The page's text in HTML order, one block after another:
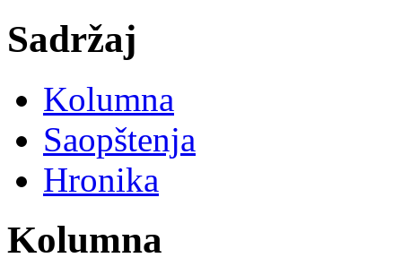
Sadržaj
Kolumna
Saopštenja
Hronika
Kolumna